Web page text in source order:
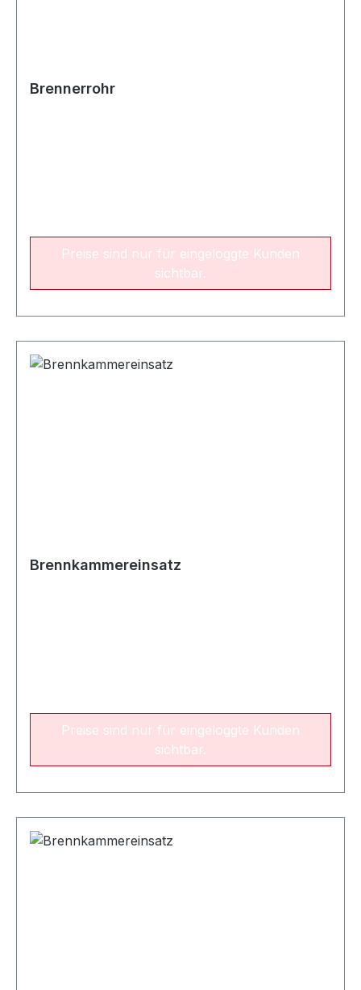
Brennerrohr
Preise sind nur für eingeloggte Kunden
sichtbar.
Brennkammereinsatz
Preise sind nur für eingeloggte Kunden
sichtbar.